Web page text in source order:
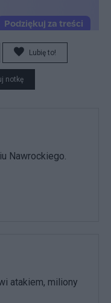
Lubię to!
notkę
Nawrockiego.
atakiem, miliony